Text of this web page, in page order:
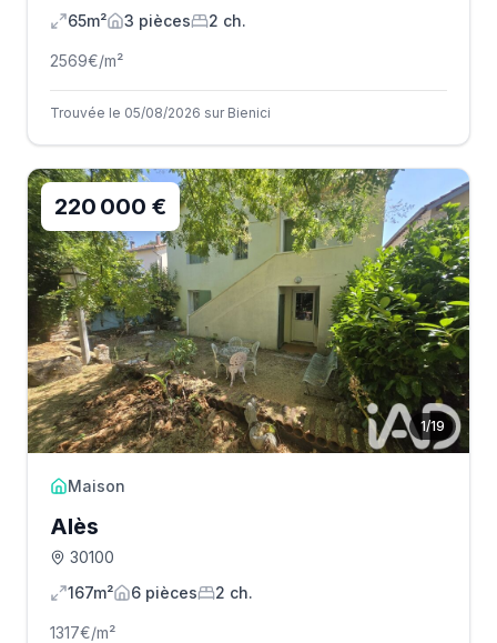
65m²
3 pièces 2 ch.
2569€/m²
Trouvée le 05/08/2026 sur Bienici
1/19
220 000 €
Maison
Alès
30100
167m²
6 pièces 2 ch.
1317€/m²